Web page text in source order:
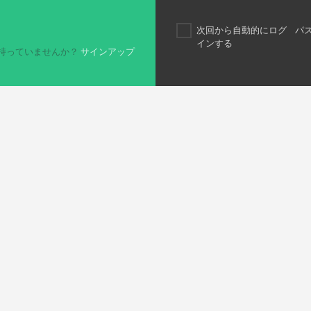
っていませんか？ サインアップ
次回から自動的にログ
インする
パ